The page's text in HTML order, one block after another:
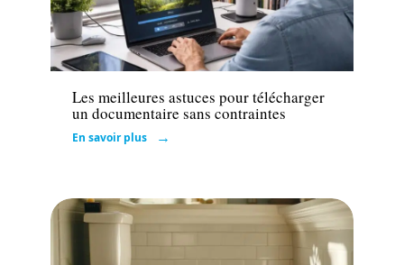
Tech
Les meilleures astuces pour télécharger
un documentaire sans contraintes
En savoir plus